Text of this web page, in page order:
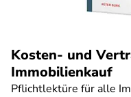
Kosten- und
Immobilienkauf
Pflichtlektüre für alle